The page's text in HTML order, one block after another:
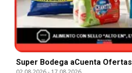
Super Bodega aCuenta Ofertas